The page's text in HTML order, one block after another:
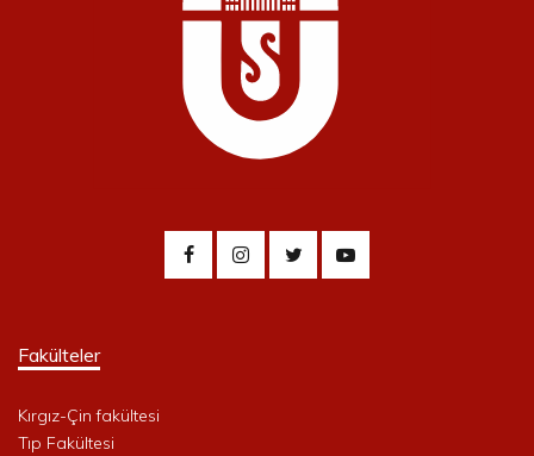
Fakülteler
Kırgız-Çin fakültesi
Tıp Fakültesi